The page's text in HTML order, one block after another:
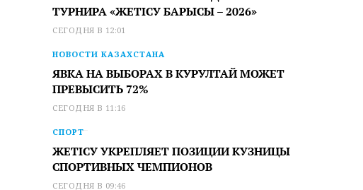
ТУРНИРА «ЖЕТІСУ БАРЫСЫ – 2026»
СЕГОДНЯ В 12:01
НОВОСТИ КАЗАХСТАНА
ЯВКА НА ВЫБОРАХ В КУРУЛТАЙ МОЖЕТ
ПРЕВЫСИТЬ 72%
СЕГОДНЯ В 11:16
СПОРТ
ЖЕТІСУ УКРЕПЛЯЕТ ПОЗИЦИИ КУЗНИЦЫ
СПОРТИВНЫХ ЧЕМПИОНОВ
СЕГОДНЯ В 09:46